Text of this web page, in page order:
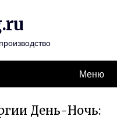
Меню
День-Ночь: